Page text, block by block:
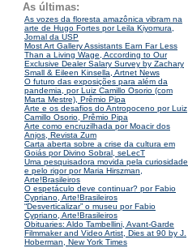
As últimas:
As vozes da floresta amazônica vibram na
arte de Hugo Fortes por Leila Kiyomura,
Jornal da USP
Most Art Gallery Assistants Earn Far Less
Than a Living Wage, According to Our
Exclusive Dealer Salary Survey by Zachary
Small & Eileen Kinsella, Artnet News
O futuro das exposições para além da
pandemia, por Luiz Camillo Osorio (com
Marta Mestre), Prêmio Pipa
Arte e os desafios do Antropoceno por Luiz
Camillo Osorio, Prêmio Pipa
Arte como encruzilhada por Moacir dos
Anjos, Revista Zum
Carta aberta sobre a crise da cultura em
Goiás por Divino Sobral, seLecT
Uma pesquisadora movida pela curiosidade
e pelo rigor por Maria Hirszman,
Arte!Brasileiros
O espetáculo deve continuar? por Fabio
Cypriano, Arte!Brasileiros
“Desverticalizar” o museu por Fabio
Cypriano, Arte!Brasileiros
Obituaries: Aldo Tambellini, Avant-Garde
Filmmaker and Video Artist, Dies at 90 by J.
Hoberman, New York Times